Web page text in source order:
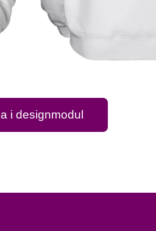
i designmodul